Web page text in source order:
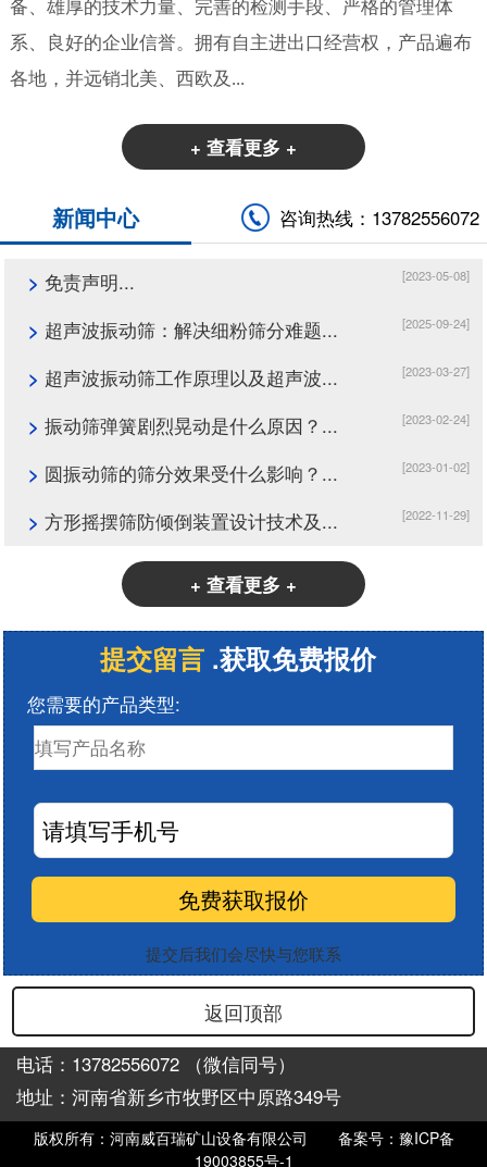
备、雄厚的技术力量、完善的检测手段、严格的管理体
系、良好的企业信誉。拥有自主进出口经营权，产品遍布
各地，并远销北美、西欧及...
+ 查看更多 +
咨询热线：13782556072
新闻中心
[2023-05-08]
> 免责声明...
[2025-09-24]
> 超声波振动筛：解决细粉筛分难题...
[2023-03-27]
> 超声波振动筛工作原理以及超声波...
[2023-02-24]
> 振动筛弹簧剧烈晃动是什么原因？...
[2023-01-02]
> 圆振动筛的筛分效果受什么影响？...
[2022-11-29]
> 方形摇摆筛防倾倒装置设计技术及...
+ 查看更多 +
提交留言 .获取免费报价
您需要的产品类型:
提交后我们会尽快与您联系
返回顶部
电话：13782556072 （微信同号）
地址：河南省新乡市牧野区中原路349号
版权所有：河南威百瑞矿山设备有限公司 备案号：豫ICP备
19003855号-1